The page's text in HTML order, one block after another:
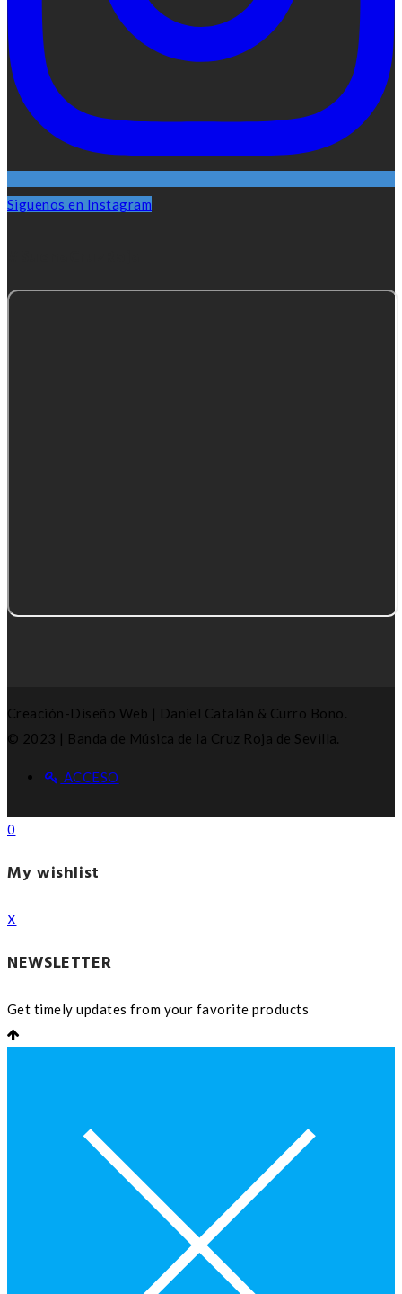
Siguenos en Instagram
Creación-Diseño Web | Daniel Catalán & Curro Bono.
© 2023 | Banda de Música de la Cruz Roja de Sevilla.
ACCESO
0
My wishlist
X
NEWSLETTER
Get timely updates from your favorite products